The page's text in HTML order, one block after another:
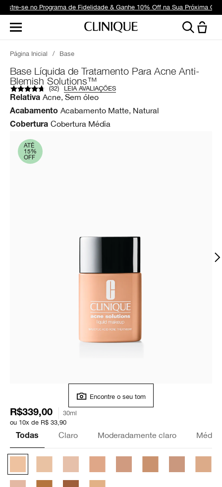
se no Programa de Fidelidade & Ganhe 10% Off na Sua Próxima
Página Inicial / Base
Base Líquida de Tratamento Para Acne Anti-
Blemish Solutions™
(32) LEIA AVALIAÇÕES
Relativa Acne, Sem óleo
Acabamento Acabamento Matte, Natural
Cobertura Cobertura Média
ATÉ
15%
OFF
Encontre o seu tom
R$339,00
30ml
ou 10x de R$ 33,90
Todas Claro Moderadamente claro Médio